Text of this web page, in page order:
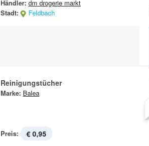
Händler: dm drogerie markt
Stadt:
Feldbach
Reinigungstücher
Marke: Balea
Preis: € 0,95